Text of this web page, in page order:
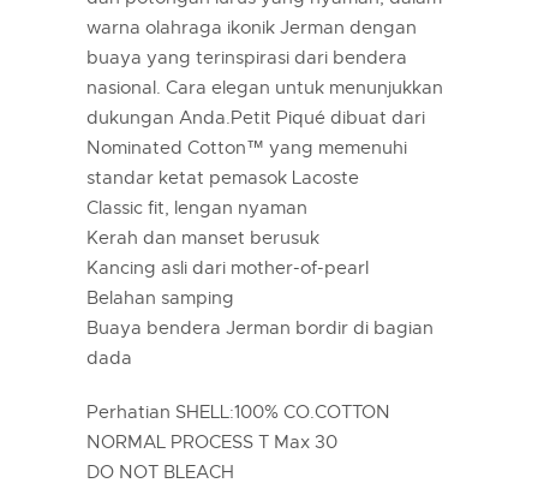
warna olahraga ikonik Jerman dengan
buaya yang terinspirasi dari bendera
nasional. Cara elegan untuk menunjukkan
dukungan Anda.Petit Piqué dibuat dari
Nominated Cotton™ yang memenuhi
standar ketat pemasok Lacoste
Classic fit, lengan nyaman
Kerah dan manset berusuk
Kancing asli dari mother-of-pearl
Belahan samping
Buaya bendera Jerman bordir di bagian
dada
Perhatian SHELL:100% CO.COTTON
NORMAL PROCESS T Max 30
DO NOT BLEACH